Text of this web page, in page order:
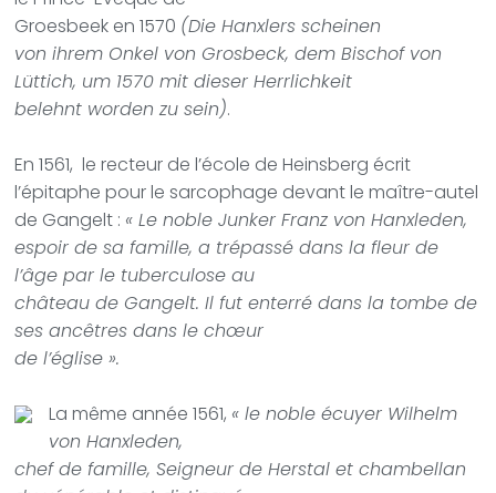
Groesbeek en 1570 (Die Hanxlers scheinen
von ihrem Onkel von Grosbeck, dem Bischof von
Lüttich, um 1570 mit dieser Herrlichkeit
belehnt worden zu sein).
En 1561, le recteur de l’école de Heinsberg écrit
l’épitaphe pour le sarcophage devant le maître-autel
de Gangelt : « Le noble Junker Franz von Hanxleden,
espoir de sa famille, a trépassé dans la fleur de
l’âge par le tuberculose au
château de Gangelt. Il fut enterré dans la tombe de
ses ancêtres dans le chœur
de l’église ».
La même année 1561, « le noble écuyer Wilhelm
von Hanxleden,
chef de famille, Seigneur de Herstal et chambellan